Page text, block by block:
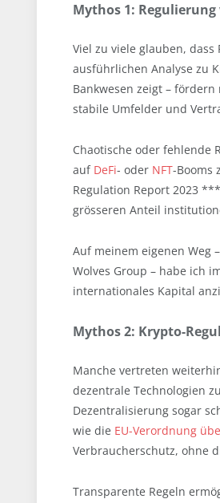
Mythos 1:
Viel zu viele glauben,
ausführlichen Analyse zu
Bankwesen zeigt –
stabile Umfelder und
Chaotische oder fehlende
auf DeFi- oder NFT-Booms
Regulation Report 2023
grösseren Anteil
Auf meinem eigenen Weg
Wolves Group – habe ich
internationales Kapital
Mythos 2: Krypto-
Manche vertreten
dezentrale Technologien
Dezentralisierung sogar
wie die EU-Verordnung
Verbraucherschutz, ohne
Transparente Regeln